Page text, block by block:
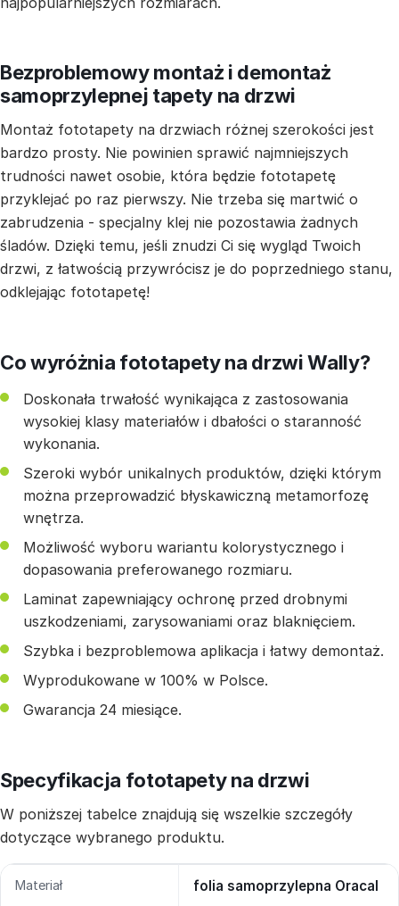
Bezproblemowy montaż i demontaż
samoprzylepnej tapety na drzwi
Montaż fototapety na drzwiach różnej szerokości jest
bardzo prosty. Nie powinien sprawić najmniejszych
trudności nawet osobie, która będzie fototapetę
przyklejać po raz pierwszy. Nie trzeba się martwić o
zabrudzenia - specjalny klej nie pozostawia żadnych
śladów. Dzięki temu, jeśli znudzi Ci się wygląd Twoich
drzwi, z łatwością przywrócisz je do poprzedniego stanu,
odklejając fototapetę!
Co wyróżnia fototapety na drzwi Wally?
Doskonała trwałość wynikająca z zastosowania
wysokiej klasy materiałów i dbałości o staranność
wykonania.
Szeroki wybór unikalnych produktów, dzięki którym
można przeprowadzić błyskawiczną metamorfozę
wnętrza.
Możliwość wyboru wariantu kolorystycznego i
dopasowania preferowanego rozmiaru.
Laminat zapewniający ochronę przed drobnymi
uszkodzeniami, zarysowaniami oraz blaknięciem.
Szybka i bezproblemowa aplikacja i łatwy demontaż.
Wyprodukowane w 100% w Polsce.
Gwarancja 24 miesiące.
Specyfikacja fototapety na drzwi
W poniższej tabelce znajdują się wszelkie szczegóły
dotyczące wybranego produktu.
Materiał folia samoprzylepna Oracal